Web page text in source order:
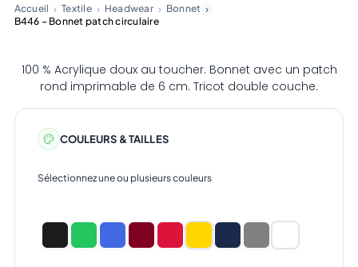
Accueil Textile Headwear
Bonnet
B446 – Bonnet patch circulaire
100 % Acrylique doux au toucher. Bonnet avec un patch
rond imprimable de 6 cm. Tricot double couche.
COULEURS & TAILLES
Sélectionnez une ou plusieurs couleurs